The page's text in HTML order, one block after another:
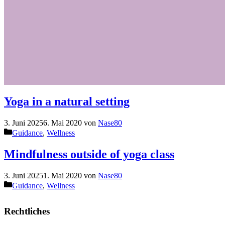
Yoga in a natural setting
3. Juni 20256. Mai 2020 von Nase80
Kategorien
Guidance, Wellness
Mindfulness outside of yoga class
3. Juni 20251. Mai 2020 von Nase80
Kategorien
Guidance, Wellness
Rechtliches